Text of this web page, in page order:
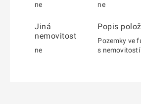
ne ne
Jiná
nemovitost
ne
Popis
Pozemky ve
s nemovitostí